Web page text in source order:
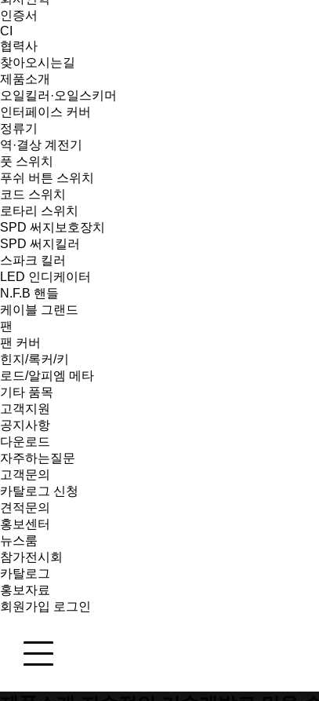
인증서
CI
협력사
찾아오시는길
제품소개
오일킬러·오일스키머
인터페이스 커버
정류기
역·결상 계전기
풋 스위치
푸쉬 버튼 스위치
코드 스위치
로타리 스위치
SPD 써지보호장치
SPD 써지킬러
스파크 킬러
LED 인디케이터
N.F.B 핸들
케이블 그랜드
팬
팬 커버
힌지/록커/키
로드/알피엠 메타
기타 품목
고객지원
공지사항
다운로드
자주하는질문
고객문의
카탈로그 신청
견적문의
홍보센터
뉴스룸
참가전시회
카탈로그
홍보자료
회원가입 로그인